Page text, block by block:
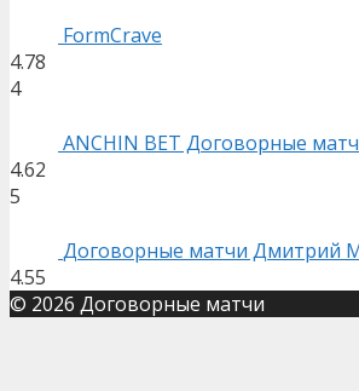
FormCrave
4.78
4
ANCHIN BET Договорные
4.62
5
Договорные матчи Дмитрий
4.55
© 2026 Договорные матчи